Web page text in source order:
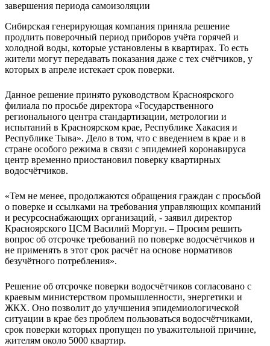
Сибирская генерирующая компания приняла решение
продлить поверочный период приборов учёта горячей и
холодной воды, которые установлены в квартирах. То есть
жители могут передавать показания даже с тех счётчиков, у
которых в апреле истекает срок поверки.
Данное решение принято руководством Красноярского
филиала по просьбе директора «Государственного
регионального центра стандартизации, метрологии и
испытаний в Красноярском крае, Республике Хакасия и
Республике Тыва». Дело в том, что с введением в крае и в
стране особого режима в связи с эпидемией коронавируса
центр временно приостановил поверку квартирных
водосчётчиков.
«Тем не менее, продолжаются обращения граждан с просьбой
о поверке и ссылками на требования управляющих компаний
и ресурсоснабжающих организаций, - заявил директор
Красноярского ЦСМ Василий Моргун. – Просим решить
вопрос об отсрочке требований по поверке водосчётчиков и
не применять в этот срок расчёт на основе нормативов
безучётного потребления».
Решение об отсрочке поверки водосчётчиков согласовано с
краевым министерством промышленности, энергетики и
ЖКХ. Оно позволит до улучшения эпидемиологической
ситуации в крае без проблем пользоваться водосчётчиками,
срок поверки которых пропущен по уважительной причине,
жителям около 5000 квартир.